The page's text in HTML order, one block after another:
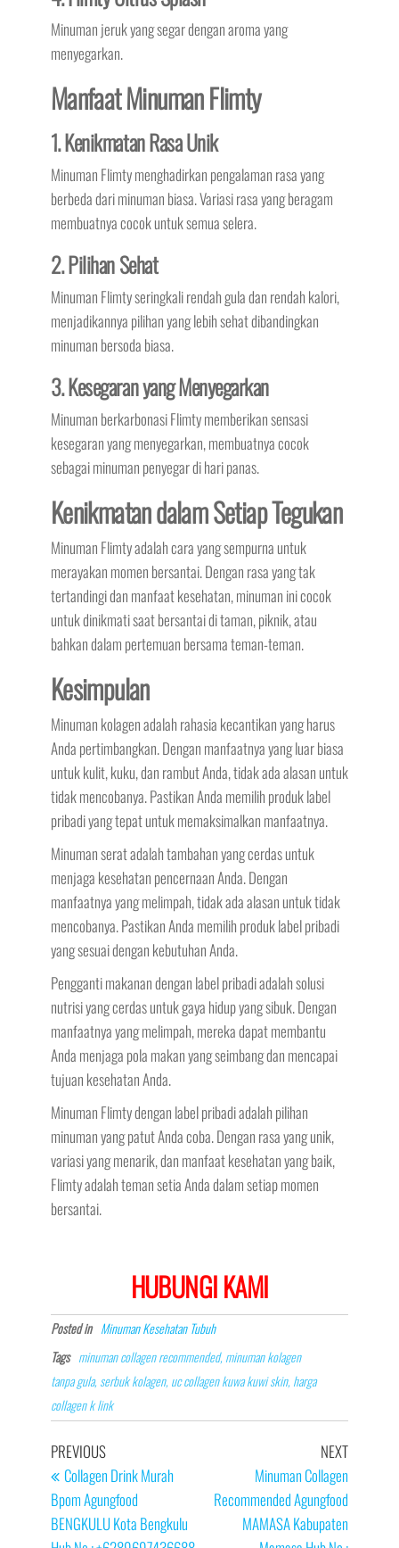
Minuman jeruk yang segar dengan aroma yang
menyegarkan.
Manfaat Minuman Flimty
1. Kenikmatan Rasa Unik
Minuman Flimty menghadirkan pengalaman rasa yang
berbeda dari minuman biasa. Variasi rasa yang beragam
membuatnya cocok untuk semua selera.
2. Pilihan Sehat
Minuman Flimty seringkali rendah gula dan rendah kalori,
menjadikannya pilihan yang lebih sehat dibandingkan
minuman bersoda biasa.
3. Kesegaran yang Menyegarkan
Minuman berkarbonasi Flimty memberikan sensasi
kesegaran yang menyegarkan, membuatnya cocok
sebagai minuman penyegar di hari panas.
Kenikmatan dalam Setiap Tegukan
Minuman Flimty adalah cara yang sempurna untuk
merayakan momen bersantai. Dengan rasa yang tak
tertandingi dan manfaat kesehatan, minuman ini cocok
untuk dinikmati saat bersantai di taman, piknik, atau
bahkan dalam pertemuan bersama teman-teman.
Kesimpulan
Minuman kolagen adalah rahasia kecantikan yang harus
Anda pertimbangkan. Dengan manfaatnya yang luar biasa
untuk kulit, kuku, dan rambut Anda, tidak ada alasan untuk
tidak mencobanya. Pastikan Anda memilih produk label
pribadi yang tepat untuk memaksimalkan manfaatnya.
Minuman serat adalah tambahan yang cerdas untuk
menjaga kesehatan pencernaan Anda. Dengan
manfaatnya yang melimpah, tidak ada alasan untuk tidak
mencobanya. Pastikan Anda memilih produk label pribadi
yang sesuai dengan kebutuhan Anda.
Pengganti makanan dengan label pribadi adalah solusi
nutrisi yang cerdas untuk gaya hidup yang sibuk. Dengan
manfaatnya yang melimpah, mereka dapat membantu
Anda menjaga pola makan yang seimbang dan mencapai
tujuan kesehatan Anda.
Minuman Flimty dengan label pribadi adalah pilihan
minuman yang patut Anda coba. Dengan rasa yang unik,
variasi yang menarik, dan manfaat kesehatan yang baik,
Flimty adalah teman setia Anda dalam setiap momen
bersantai.
HUBUNGI KAMI
Posted in Minuman Kesehatan Tubuh
Tags minuman collagen recommended, minuman kolagen
tanpa gula, serbuk kolagen, uc collagen kuwa kuwi skin, harga
collagen k link
Post
navigation
Previous
Post
PREVIOUS
Collagen Drink Murah
Bpom Agungfood
BENGKULU Kota Bengkulu
Next
NEXT
Minuman Collagen
Recommended Agungfood
MAMASA Kabupaten